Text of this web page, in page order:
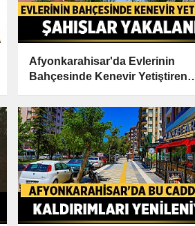
Afyonkarahisar'da Evlerinin
Bahçesinde Kenevir Yetiştiren